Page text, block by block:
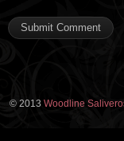
© 2013 Woodline